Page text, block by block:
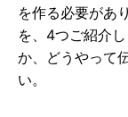
を作る必要があ
を、4つご紹介
か、どうやって
い。